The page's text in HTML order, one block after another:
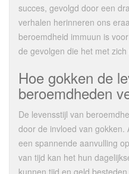
succes, gevolgd door een
verhalen herinneren ons
beroemdheid immuun is
de gevolgen die het met
Hoe gokken de
beroemdheden
De levensstijl van
door de invloed van gokken.
een spannende aanvulling
van tijd kan het hun
kunnen tijd en geld